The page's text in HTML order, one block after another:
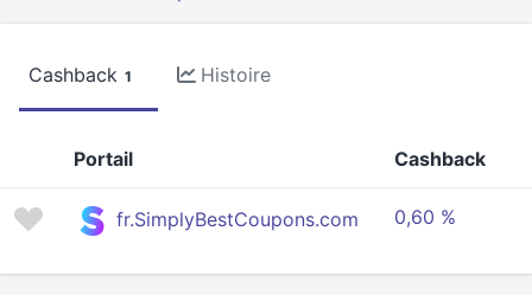
Cashback 1 Histoire
Portail Cashback
fr.SimplyBestCoupons.com 0,60 %